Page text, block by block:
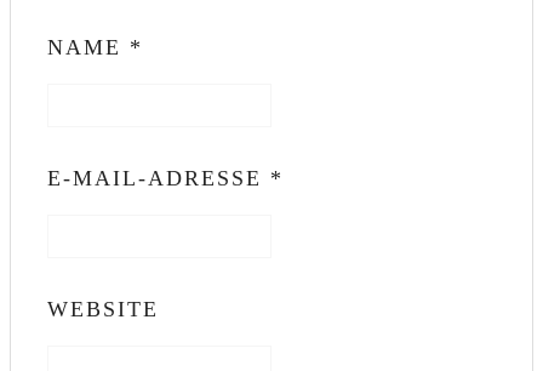
NAME *
E-MAIL-ADRESSE *
WEBSITE